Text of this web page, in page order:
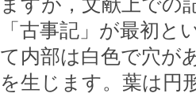
ますが，文献上での
「古事記」が最初
て内部は白色で穴が
を生じます。葉は円